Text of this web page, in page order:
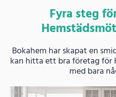
Fyra steg
Bokahem har skapat en
kan hitta ett bra företag för
med bara